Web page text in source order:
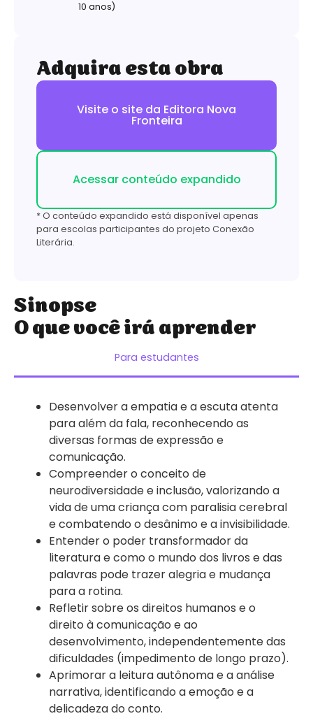
10 anos)
Adquira esta obra
Visite o site da Editora Nova
Fronteira
Acessar conteúdo expandido
* O conteúdo expandido está disponível apenas
para escolas participantes do projeto Conexão
Literária.
Sinopse
O que você irá aprender
Para estudantes
Desenvolver a empatia e a escuta atenta
para além da fala, reconhecendo as
diversas formas de expressão e
comunicação.
Compreender o conceito de
neurodiversidade e inclusão, valorizando a
vida de uma criança com paralisia cerebral
e combatendo o desânimo e a invisibilidade.
Entender o poder transformador da
literatura e como o mundo dos livros e das
palavras pode trazer alegria e mudança
para a rotina.
Refletir sobre os direitos humanos e o
direito à comunicação e ao
desenvolvimento, independentemente das
dificuldades (impedimento de longo prazo).
Aprimorar a leitura autônoma e a análise
narrativa, identificando a emoção e a
delicadeza do conto.